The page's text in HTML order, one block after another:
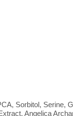
Sorbitol, Serine,
Angelica